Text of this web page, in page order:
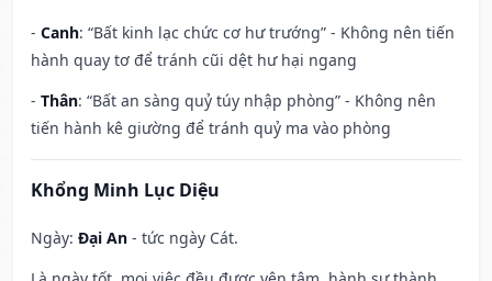
- Canh: “Bất kinh lạc chức cơ hư trướng” - Không nên tiến
hành quay tơ để tránh cũi dệt hư hại ngang
- Thân: “Bất an sàng quỷ túy nhập phòng” - Không nên
tiến hành kê giường để tránh quỷ ma vào phòng
Khổng Minh Lục Diệu
Ngày: Đại An - tức ngày Cát.